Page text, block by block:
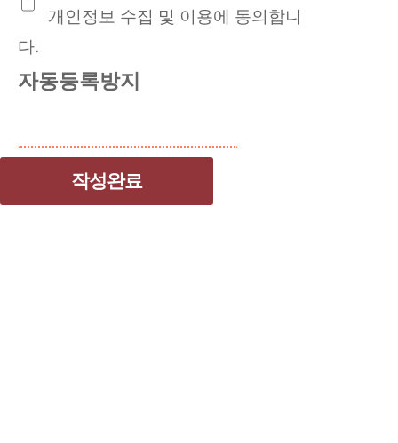
개인정보 수집 및 이용에 동의합니
다.
자동등록방지
작성완료